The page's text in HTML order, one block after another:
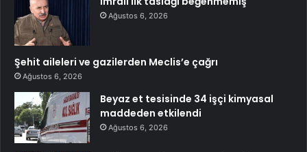
Ağustos 6, 2026
Şehit aileleri ve gazilerden Meclis’e çağrı
Ağustos 6, 2026
Beyaz et tesisinde 34 işçi kimyasal
maddeden etkilendi
Ağustos 6, 2026